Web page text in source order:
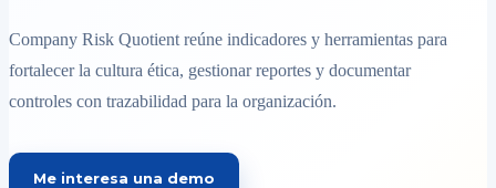
Company Risk Quotient reúne indicadores y herramientas para
fortalecer la cultura ética, gestionar reportes y documentar
controles con trazabilidad para la organización.
Me interesa una demo